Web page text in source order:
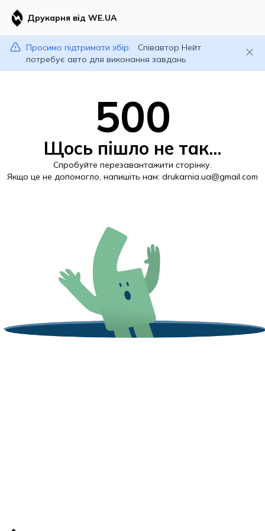
Друкарня від WE.UA
Просимо підтримати збір:
Співавтор Нейт
потребує авто для виконання завдань
500
Щось пішло не так...
Спробуйте перезавантажити сторінку.
Якщо це не допомогло, напишіть нам: drukarnia.ua@gmail.com